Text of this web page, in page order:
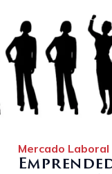
Mercado Laboral